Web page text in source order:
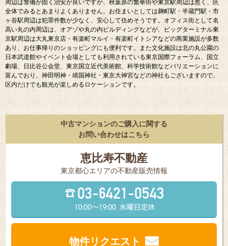
周辺は警備が固く治安が良いですが、秋葉原の繁華街や東京駅周辺は悪く、区
全体でみるとあまりよくありません。お住まいとしては麹町駅・半蔵門駅・市
ヶ谷駅周辺は犯罪件数が少なく、安心して住めそうです。オフィス街として名
高い丸の内周辺は、オアゾや丸の内ビルディングなどが、ビッグターミナル東
京駅周辺は大丸東京店・有楽町マルイ・有楽町イトシアなどの商業施設が多数
あり、お仕事帰りのショッピングにも便利です。また文化施設は北の丸公園の
日本武道館やイベント会場としても利用されている東京国際フォーラム、国立
劇場、日比谷公会堂、東京国立近代美術館、科学技術館などバリエーションに
富んでおり、神田明神・靖国神社・東京大神宮などの神社もございますので、
区内だけでも観光が楽しめるロケーションです。
中古マンションのご購入に関する
お問い合わせはこちら
恵比寿不動産
東京都⼼エリアの不動産販売情報
物件リクエスト